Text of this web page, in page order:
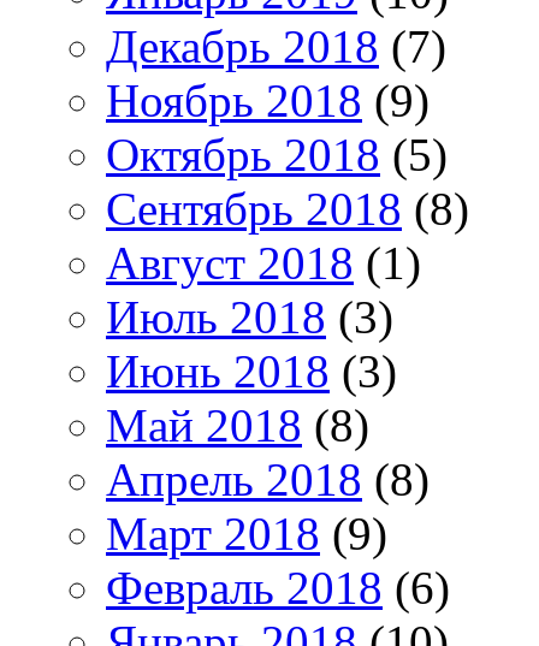
Декабрь 2018 (7)
Ноябрь 2018 (9)
Октябрь 2018 (5)
Сентябрь 2018 (8)
Август 2018 (1)
Июль 2018 (3)
Июнь 2018 (3)
Май 2018 (8)
Апрель 2018 (8)
Март 2018 (9)
Февраль 2018 (6)